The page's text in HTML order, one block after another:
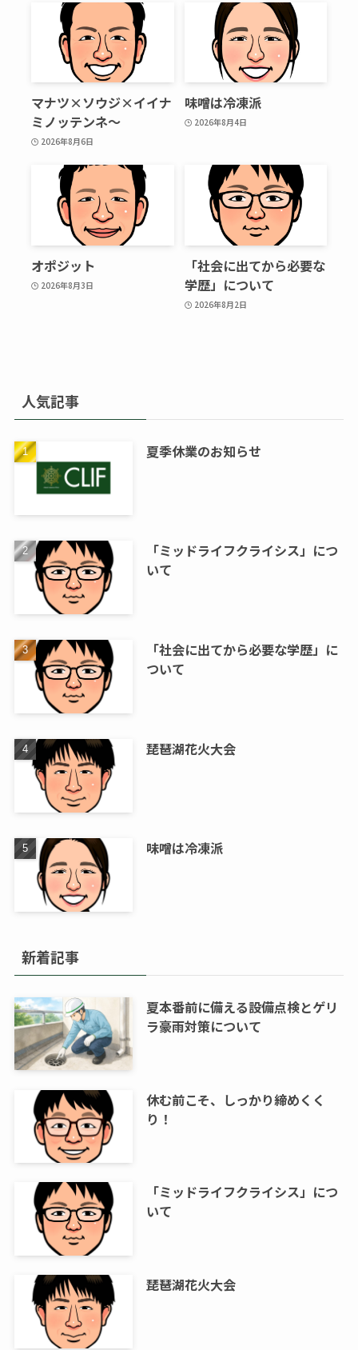
マナツ×ソウジ×イイナ
ミノッテンネ～
2026年8月6日
味噌は冷凍派
2026年8月4日
オポジット
2026年8月3日
「社会に出てから必要な
学歴」について
2026年8月2日
人気記事
夏季休業のお知らせ
「ミッドライフクライシス」につ
いて
「社会に出てから必要な学歴」に
ついて
琵琶湖花火大会
味噌は冷凍派
新着記事
夏本番前に備える設備点検とゲリ
ラ豪雨対策について
休む前こそ、しっかり締めくく
り！
「ミッドライフクライシス」につ
いて
琵琶湖花火大会